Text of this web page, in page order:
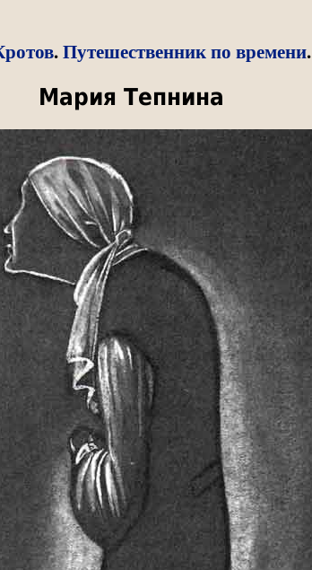
.Путешественник по времени.
Мария Тепнина